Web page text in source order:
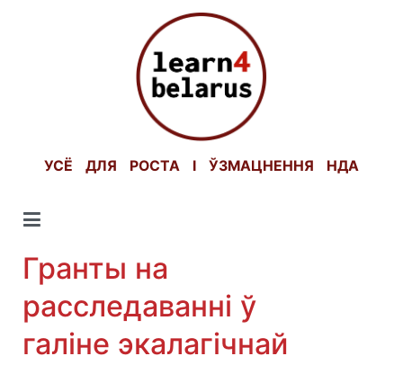
УСЁ ДЛЯ РОСТА І ЎЗМАЦНЕННЯ НДА
Гранты на
расследаванні ў
галіне экалагічнай